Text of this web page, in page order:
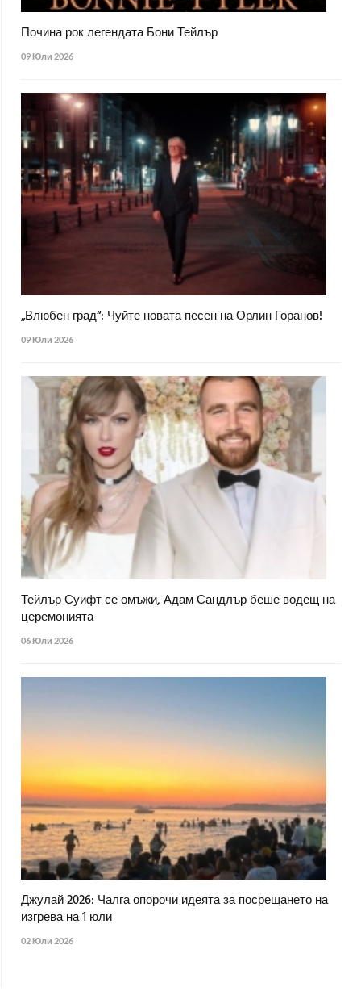
Почина рок легендата Бони Тейлър
09 Юли 2026
„Влюбен град“: Чуйте новата песен на Орлин Горанов!
09 Юли 2026
Тейлър Суифт се омъжи, Адам Сандлър беше водещ на
церемонията
06 Юли 2026
Джулай 2026: Чалга опорочи идеята за посрещането на
изгрева на 1 юли
02 Юли 2026